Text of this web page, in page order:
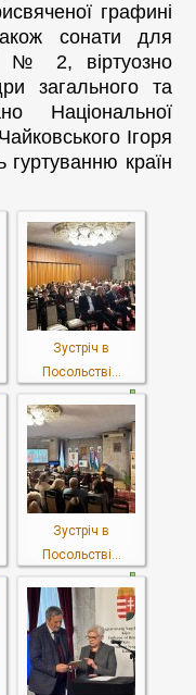
графині
сонати для
2, віртуозно
загального та
Національної
Ігоря
країн
Зустріч в
Посольстві...
Зустріч в
Посольстві...